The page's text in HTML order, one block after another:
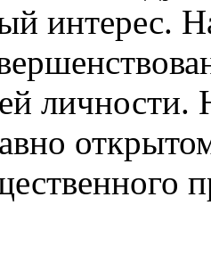
интерес.
личности.